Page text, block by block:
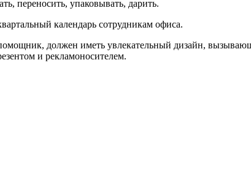
переносить, упаковывать, дарить.
календарь сотрудникам офиса.
должен иметь увлекательный дизайн,
и рекламоносителем.